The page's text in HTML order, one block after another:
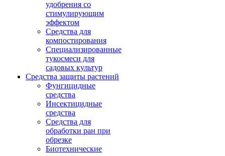
удобрения со
стимулирующим
эффектом
Средства для
компостирования
Специализированные
тукосмеси для
садовых культур
Средства защиты растений
Фунгицидные
средства
Инсектицидные
средства
Средства для
обработки ран при
обрезке
Биотехнические